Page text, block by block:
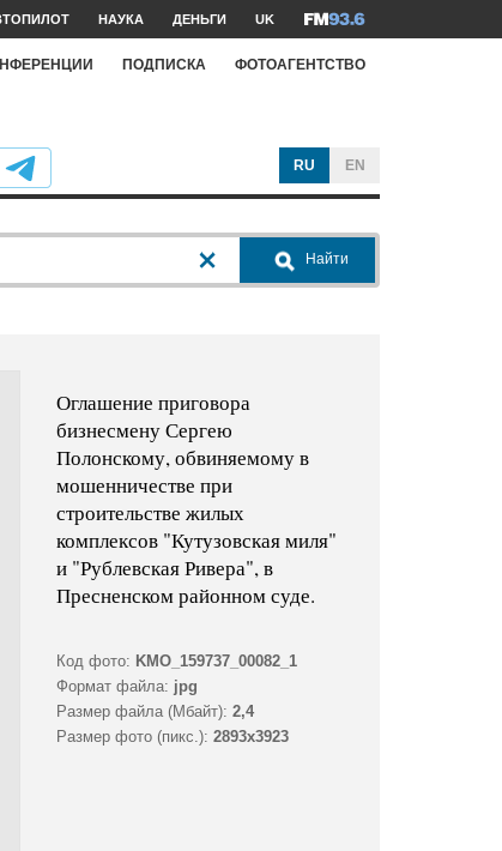
НАУКА ДЕНЬГИ UK
ПОДПИСКА ФОТОАГЕНТСТВО
RU EN
Найти
Оглашение приговора
бизнесмену Сергею
Полонскому, обвиняемому в
мошенничестве при
строительстве жилых
комплексов "Кутузовская миля"
и "Рублевская Ривера", в
Пресненском районном суде.
Код фото: KMO_159737_00082_1
Формат файла: jpg
Размер файла (Мбайт): 2,4
Размер фото (пикс.): 2893x3923